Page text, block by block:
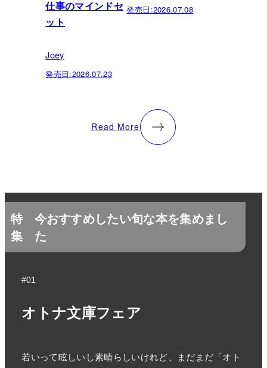
仕事のマインドセ
ット
Joey
発売日:2026.07.23
発売日:2026.07.08
Read More
特
集
今おすすめしたい旬な本を集めまし
た
#01
オトナ文庫フェア
若いって眩しいし素晴らしいけれど、まだまだ「オト